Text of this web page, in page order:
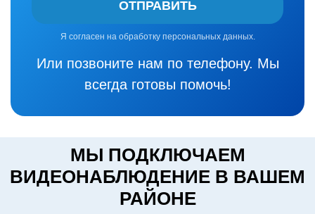
ОТПРАВИТЬ
Я согласен на обработку персональных данных.
Или позвоните нам по телефону. Мы
всегда готовы помочь!
МЫ ПОДКЛЮЧАЕМ
ВИДЕОНАБЛЮДЕНИЕ В ВАШЕМ
РАЙОНЕ